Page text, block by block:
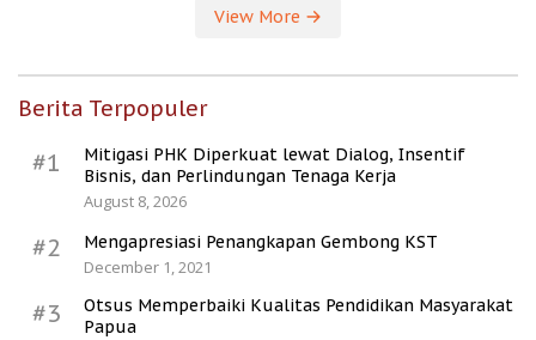
View More
Berita Terpopuler
#1
Mitigasi PHK Diperkuat lewat Dialog, Insentif
Bisnis, dan Perlindungan Tenaga Kerja
August 8, 2026
#2
Mengapresiasi Penangkapan Gembong KST
December 1, 2021
#3
Otsus Memperbaiki Kualitas Pendidikan Masyarakat
Papua